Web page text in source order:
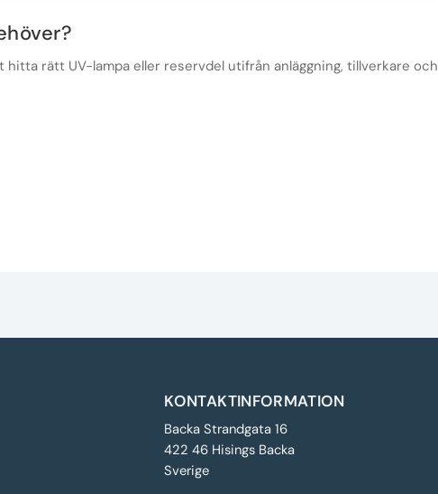
rätt UV-lampa eller reservdel utifrån anläggning, tillverkare och
KONTAKTINFORMATION
Backa Strandgata 16
422 46 Hisings Backa
Sverige